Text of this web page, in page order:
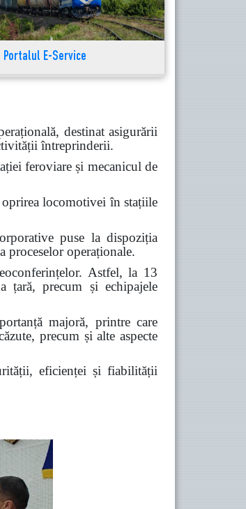
Portalul E-Service
destinat asigurării
întreprinderii.
feroviare și mecanicul de
oprirea locomotivei în stațiile
puse la dispoziția
proceselor operaționale.
Astfel, la 13
țară, precum și echipajele
majoră, printre care
precum și alte aspecte
eficienței și fiabilității